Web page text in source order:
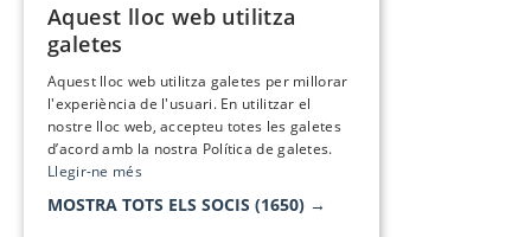
Aquest lloc web utilitza
galetes
Aquest lloc web utilitza galetes per millorar
l'experiència de l'usuari. En utilitzar el
nostre lloc web, accepteu totes les galetes
d’acord amb la nostra Política de galetes.
Llegir-ne més
MOSTRA TOTS ELS SOCIS (1650) →